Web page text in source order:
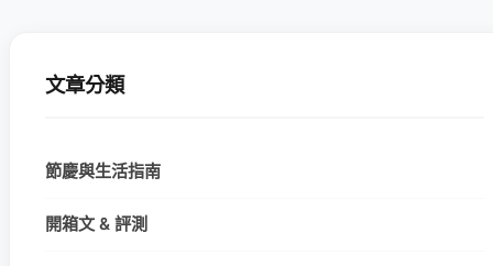
文章分類
節慶與生活指南
開箱文 & 評測